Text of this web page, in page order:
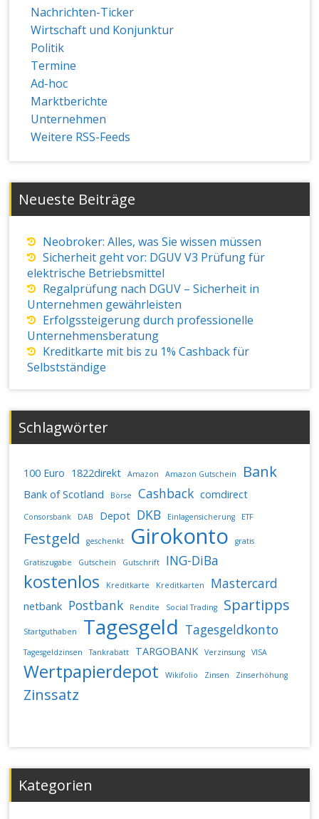
Nachrichten-Ticker
Wirtschaft und Konjunktur
Politik
Termine
Ad-hoc
Marktberichte
Unternehmen
Weitere RSS-Feeds
Neueste Beiträge
Neobroker: Alles, was Sie wissen müssen
Sicherheit geht vor: DGUV V3 Prüfung für
elektrische Betriebsmittel
Regalprüfung nach DGUV – Sicherheit in
Unternehmen gewährleisten
Erfolgssteigerung durch professionelle
Unternehmensberatung
Kreditkarte mit bis zu 1% Cashback für
Selbstständige
Schlagwörter
100 Euro 1822direkt Amazon Amazon Gutschein Bank
Bank of Scotland Börse Cashback comdirect
Consorsbank DAB Depot DKB Einlagensicherung ETF
Festgeld geschenkt Girokonto gratis
Gratiszugabe Gutschein Gutschrift ING-DiBa
kostenlos Kreditkarte Kreditkarten Mastercard
netbank Postbank Rendite Social Trading Spartipps
Startguthaben Tagesgeld Tagesgeldkonto
Tagesgeldzinsen Tankrabatt TARGOBANK Verzinsung VISA
Wertpapierdepot Wikifolio Zinsen Zinserhöhung
Zinssatz
Kategorien